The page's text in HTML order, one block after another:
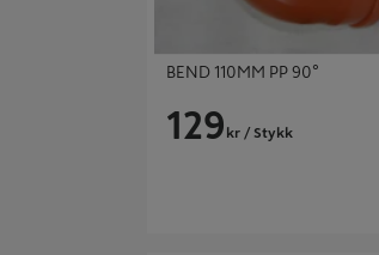
BEND 110MM PP 90°
129 kr / Stykk